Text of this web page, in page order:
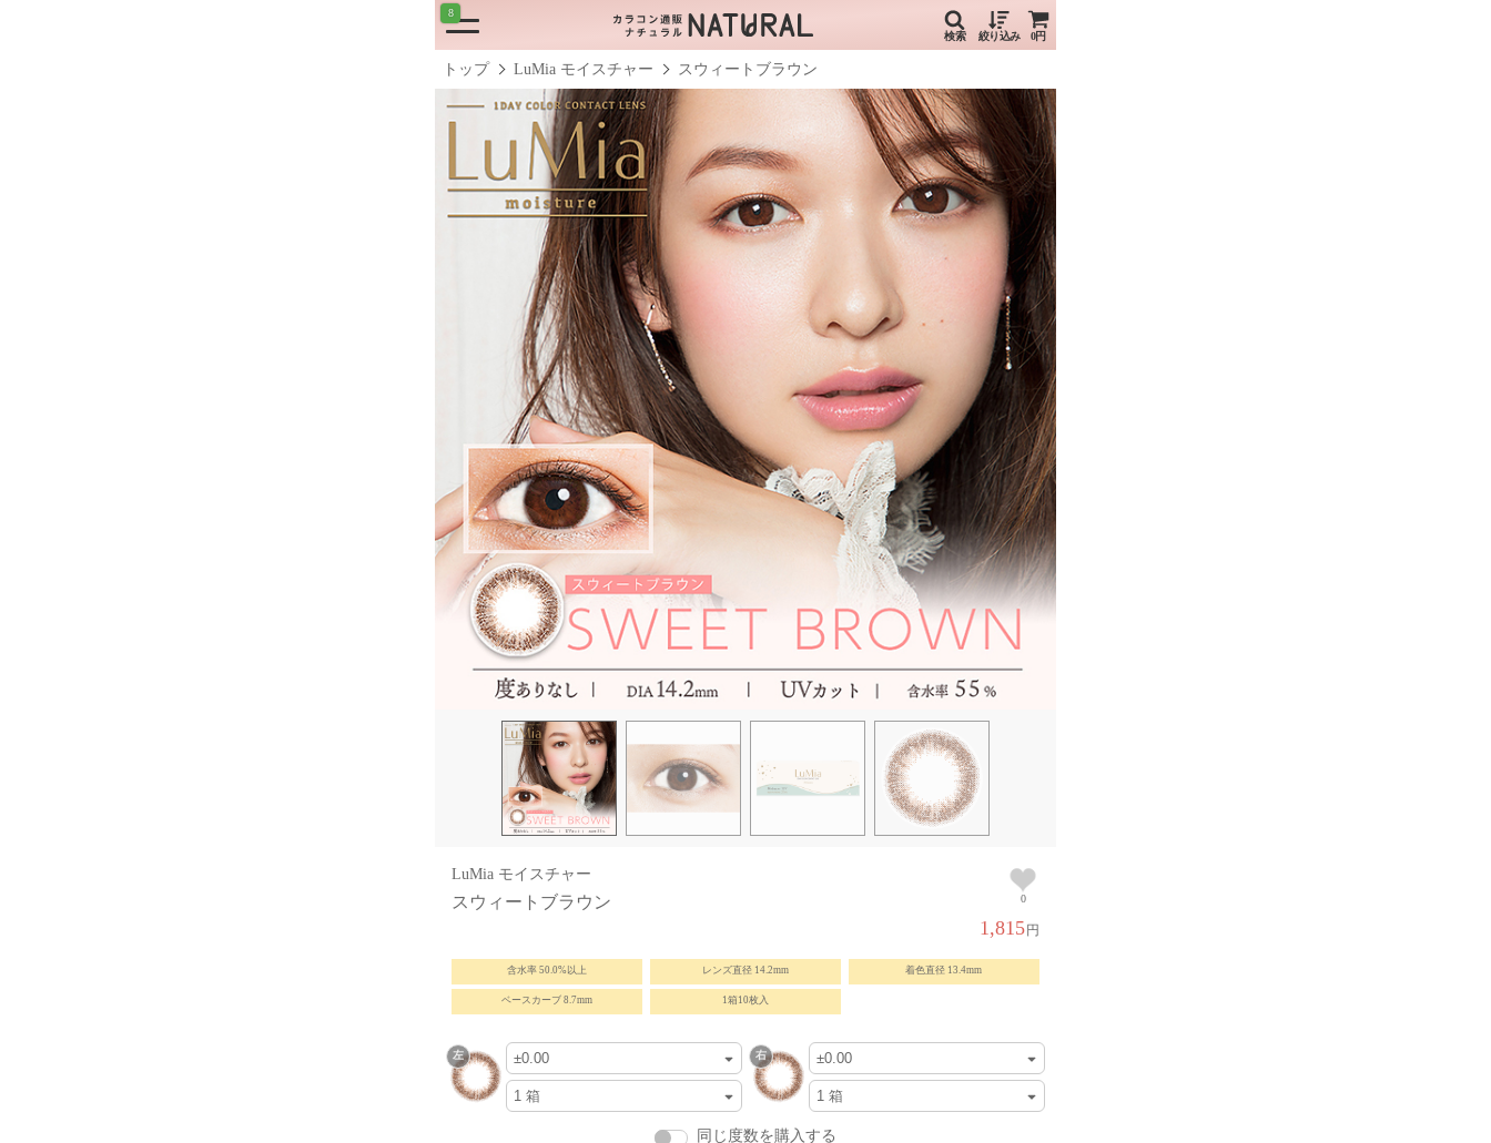
検索 絞り込み 0円
8
トップ LuMia モイスチャー スウィートブラウン
0
LuMia モイスチャー
スウィートブラウン
1,815円
含水率 50.0%以上 レンズ直径 14.2mm 着色直径 13.4mm
ベースカーブ 8.7mm 1箱10枚入
同じ度数を購入する